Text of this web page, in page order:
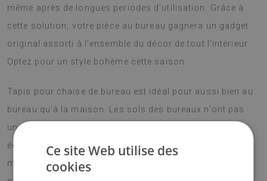
même après de longues periodes d'utilisation. Grâce à
cette solution, votre pièce au bureau gagnera un gadget
original assorti à l'ensemble du décor de tout l'intérieur.
Optez pour un style bohème cette saison.
Tapis pour chaise de bureau est idéal pour aussi bien au
bureau qu'à la maison. Les sols des bureaux n'ont pas
une vie facile, c'est pourquoi ils ont donc besoin d'une
écran supplémentaire contre les dommages. De plus, le
matériau à partir duquel les tapis sont fabriqués est à
Ce site Web utilise des
cookies